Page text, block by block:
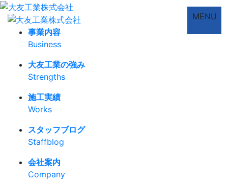
MENU
事業内容
Business
大友工業の強み
Strengths
施工実績
Works
スタッフブログ
Staffblog
会社案内
Company